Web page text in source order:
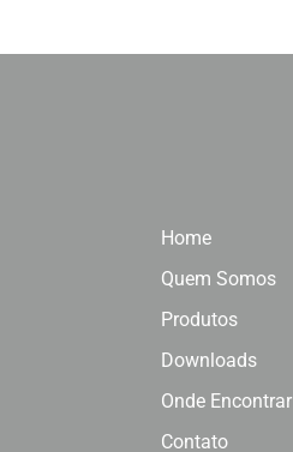
Home
Quem Somos
Produtos
Downloads
Onde Encontrar
Contato